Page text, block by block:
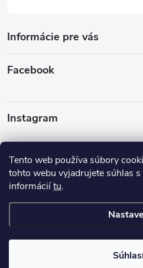
Tento web používa súbory
tohto webu vyjadrujete súhlas
informáciítu.
Informácie pre vás
Facebook
Instagram
Sledovať na
vyhradené.Upraviť